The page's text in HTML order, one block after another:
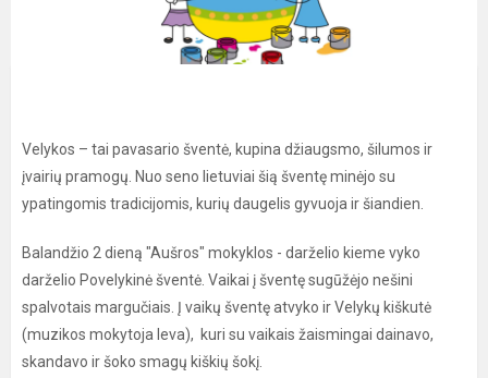
Velykos – tai pavasario šventė, kupina džiaugsmo, šilumos ir
įvairių pramogų. Nuo seno lietuviai šią šventę minėjo su
ypatingomis tradicijomis, kurių daugelis gyvuoja ir šiandien.
Balandžio 2 dieną "Aušros" mokyklos - darželio kieme vyko
darželio Povelykinė šventė. Vaikai į šventę sugūžėjo nešini
spalvotais margučiais. Į vaikų šventę atvyko ir Velykų kiškutė
(muzikos mokytoja Ieva), kuri su vaikais žaismingai dainavo,
skandavo ir šoko smagų kiškių šokį.